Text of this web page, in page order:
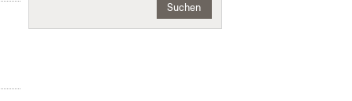
Suchen